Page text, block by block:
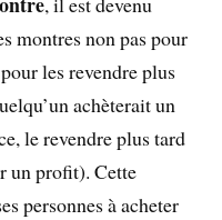
montres non pas pour
les revendre plus
achèterait un
le revendre plus tard
un profit). Cette
personnes à acheter